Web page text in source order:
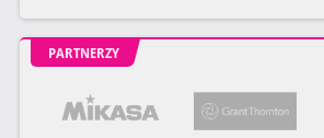
PARTNERZY